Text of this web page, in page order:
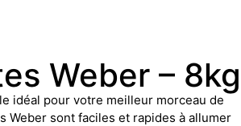
Weber – 8kg
idéal pour votre meilleur morceau de
Weber sont faciles et rapides à allumer